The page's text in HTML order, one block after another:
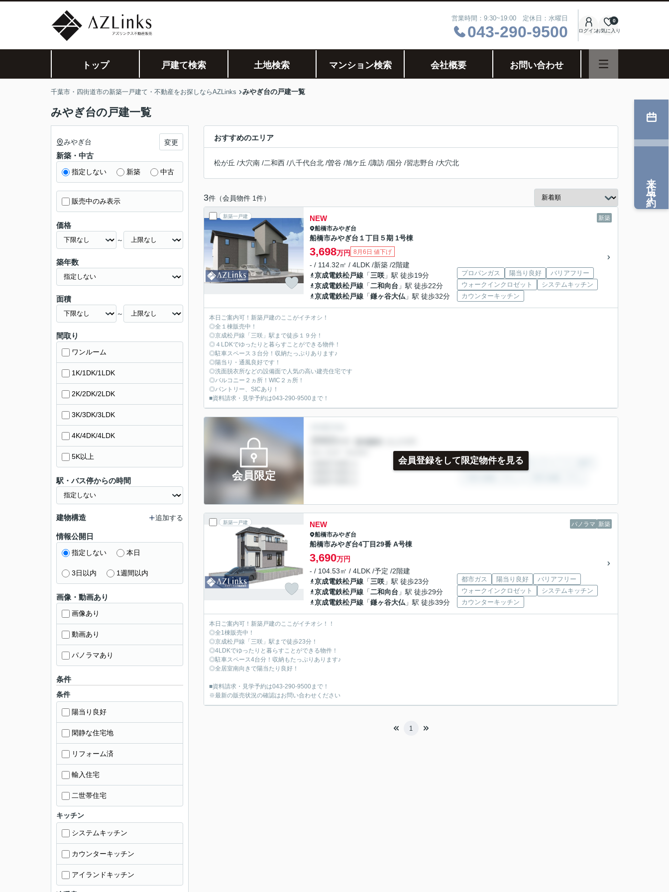
営業時間：9:30~19:00 定休日：水曜日
043-290-9500 ログインお気に入り
0
トップ 戸建て検索 土地検索 マンション検索 会社概要 お問い合わせ
千葉市・四街道市の新築一戸建て・不動産をお探しならAZLinks みやぎ台の戸建一覧
みやぎ台の戸建一覧
おすすめのエリア
松が丘 /大穴南 /二和西 /八千代台北 /曽谷 /旭ケ丘 /諏訪 /国分 /習志野台 /大穴北
3件（会員物件 1件）
新築一戸建 新築
NEW
船橋市みやぎ台
船橋市みやぎ台１丁目５期 1号棟
3,698万円 8月6日 値下げ
- / 114.32㎡ / 4LDK /新築 /2階建
京成電鉄松戸線 「三咲 」駅 徒歩19分
京成電鉄松戸線 「二和向台 」駅 徒歩22分
京成電鉄松戸線 「鎌ヶ谷大仏 」駅 徒歩32分
プロパンガス 陽当り良好
バリアフリー
ウォークインクロゼット
システムキッチン
カウンターキッチン
本日ご案内可！新築戸建のここがイチオシ！
◎全１棟販売中！
◎京成松戸線「三咲」駅まで徒歩１９分！
◎４LDKでゆったりと暮らすことができる物件！
◎駐車スペース３台分！収納たっぷりあります♪
◎陽当り・通風良好です！
◎洗面脱衣所などの設備面で人気の高い建売住宅です
◎バルコニー２ヵ所！WIC２ヵ所！
◎パントリー、SICあり！
■資料請求・見学予約は043-290-9500まで！
会員限定
会員登録をして限定物件を見る
新築一戸建 パノラマ 新築
NEW
船橋市みやぎ台
船橋市みやぎ台4丁目29番 A号棟
3,690万円
- / 104.53㎡ / 4LDK /予定 /2階建
京成電鉄松戸線 「三咲 」駅 徒歩23分
京成電鉄松戸線 「二和向台 」駅 徒歩29分
京成電鉄松戸線 「鎌ヶ谷大仏 」駅 徒歩39分
都市ガス 陽当り良好
バリアフリー
ウォークインクロゼット
システムキッチン
カウンターキッチン
本日ご案内可！新築戸建のここがイチオシ！！
◎全1棟販売中！
◎京成松戸線「三咲」駅まで徒歩23分！
◎4LDKでゆったりと暮らすことができる物件！
◎駐車スペース4台分！収納もたっぷりあります♪
◎全居室南向きで陽当たり良好！
■資料請求・見学予約は043-290-9500まで！
※最新の販売状況の確認はお問い合わせください
1
みやぎ台 変更
新築・中古
指定しない 新築 中古
販売中のみ表示
価格
～
築年数
面積
～
間取り
ワンルーム
1K/1DK/1LDK
2K/2DK/2LDK
3K/3DK/3LDK
4K/4DK/4LDK
5K以上
駅・バス停からの時間
建物構造 追加する
情報公開日
指定しない 本日
3日以内 1週間以内
画像・動画あり
画像あり
動画あり
パノラマあり
条件
条件
陽当り良好
閑静な住宅地
リフォーム済
輸入住宅
二世帯住宅
キッチン
システムキッチン
カウンターキッチン
アイランドキッチン
来店予約